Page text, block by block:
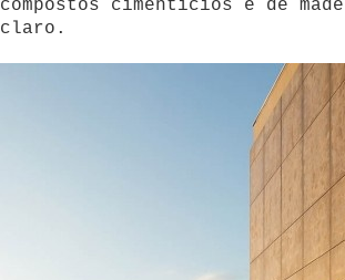
compostos cimentícios e de
claro.